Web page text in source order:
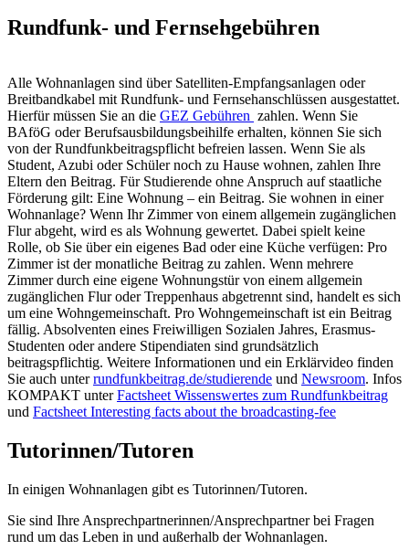
Rundfunk- und Fernsehgebühren
Alle Wohnanlagen sind über Satelliten-Empfangsanlagen oder
Breitbandkabel mit Rundfunk- und Fernsehanschlüssen ausgestattet.
Hierfür müssen Sie an die GEZ Gebühren zahlen. Wenn Sie
BAföG oder Berufsausbildungsbeihilfe erhalten, können Sie sich
von der Rundfunkbeitragspflicht befreien lassen. Wenn Sie als
Student, Azubi oder Schüler noch zu Hause wohnen, zahlen Ihre
Eltern den Beitrag. Für Studierende ohne Anspruch auf staatliche
Förderung gilt: Eine Wohnung – ein Beitrag. Sie wohnen in einer
Wohnanlage? Wenn Ihr Zimmer von einem allgemein zugänglichen
Flur abgeht, wird es als Wohnung gewertet. Dabei spielt keine
Rolle, ob Sie über ein eigenes Bad oder eine Küche verfügen: Pro
Zimmer ist der monatliche Beitrag zu zahlen. Wenn mehrere
Zimmer durch eine eigene Wohnungstür von einem allgemein
zugänglichen Flur oder Treppenhaus abgetrennt sind, handelt es sich
um eine Wohngemeinschaft. Pro Wohngemeinschaft ist ein Beitrag
fällig. Absolventen eines Freiwilligen Sozialen Jahres, Erasmus-
Studenten oder andere Stipendiaten sind grundsätzlich
beitragspflichtig. Weitere Informationen und ein Erklärvideo finden
Sie auch unterrundfunkbeitrag.de/studierende und Newsroom. Infos
KOMPAKT unterFactsheet Wissenswertes zum Rundfunkbeitrag
und Factsheet Interesting facts about the broadcasting-fee
Tutorinnen/Tutoren
In einigen Wohnanlagen gibt es Tutorinnen/Tutoren.
Sie sind Ihre Ansprechpartnerinnen/Ansprechpartner bei Fragen
rund um das Leben in und außerhalb der Wohnanlagen.